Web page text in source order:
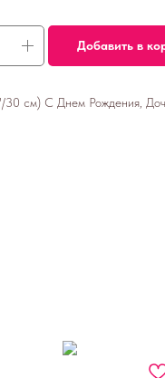
Добавить в
см) С Днем Рождения,